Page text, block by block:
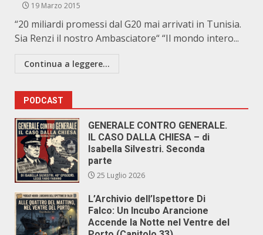
19 Marzo 2015
“20 miliardi promessi dal G20 mai arrivati in Tunisia.
Sia Renzi il nostro Ambasciatore“ “Il mondo intero...
Continua a leggere...
PODCAST
GENERALE CONTRO GENERALE.
IL CASO DALLA CHIESA – di
Isabella Silvestri. Seconda
parte
25 Luglio 2026
L’Archivio dell’Ispettore Di
Falco: Un Incubo Arancione
Accende la Notte nel Ventre del